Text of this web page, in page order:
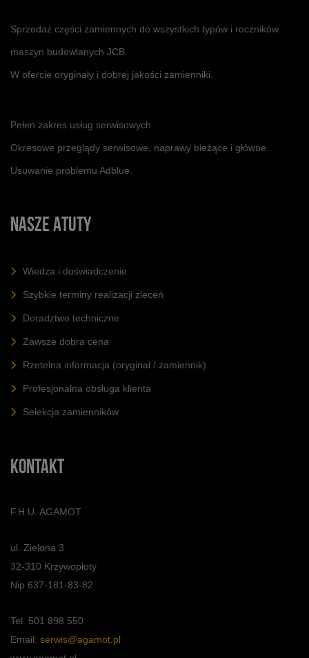
Sprzedaż części zamiennych do wszystkich typów i roczników
maszyn budowlanych JCB.
W ofercie oryginały i dobrej jakości zamienniki.
Pełen zakres usług serwisowych.
Okresowe przeglądy serwisowe, naprawy bieżące i główne.
Usuwanie problemu Adblue.
NASZE ATUTY
Wiedza i doświadczenie
Szybkie terminy realizacji zleceń
Doradztwo techniczne
Zawsze dobra cena
Rzetelna informacja (oryginał / zamiennik)
Profesjonalna obsługa klienta
Selekcja zamienników
KONTAKT
F.H.U. AGAMOT
ul. Zielona 3
32-310 Krzywopłoty
Nip 637-181-83-82
Tel. 501 898 550
Email: serwis@agamot.pl